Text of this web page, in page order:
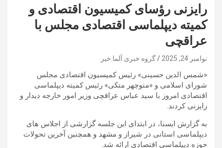
رایزنی رؤسای کمیسیون اقتصادی و
کمیته دیپلماسی اقتصادی مجلس با
عراقچی
نوامبر 24, 2025 گروه خبری آلما خبر
«شمس الدین حسینی» رئیس کمیسیون اقتصادی مجلس
شورای اسلامی و «منوچهر متکی» رئیس کمیته دیپلماسی
اقتصادی امروز با سید عباس عراقچی وزیر امور خارجه دیدار و
رایزنی کردند.
به گزارش ایسنا، در ابتدای این جلسه گزارشی از اجلاس های
دیپلماسی استانی در شیراز و مشهد و همچنین آخرین تحولات
حوزه دیپلماسی اقتصادی ارائه شد.